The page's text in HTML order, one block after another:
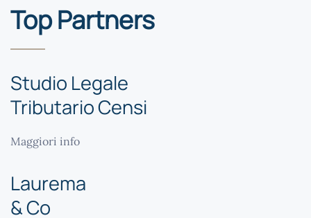
Top Partners
Studio Legale
Tributario Censi
Maggiori info
Laurema
& Co